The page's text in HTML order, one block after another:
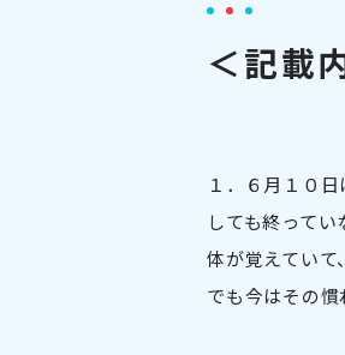
＜記載
１．６月１０
しても終って
体が覚えていて
でも今はその慣